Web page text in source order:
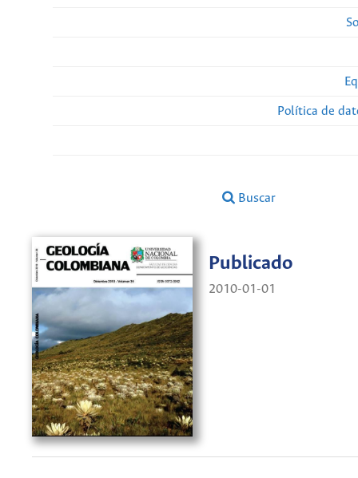
Política de
Buscar
Publicado
2010-01-01